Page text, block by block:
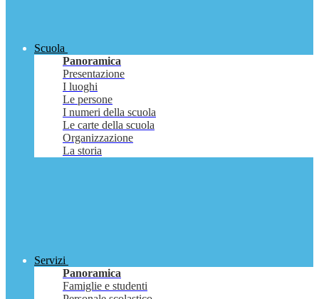
Scuola
Panoramica
Presentazione
I luoghi
Le persone
I numeri della scuola
Le carte della scuola
Organizzazione
La storia
Servizi
Panoramica
Famiglie e studenti